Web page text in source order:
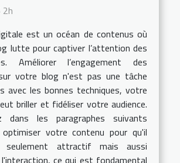
est un océan de contenus où
lutte pour captiver l’attention des
Améliorer l’engagement des
votre blog n'est pas une tâche
avec les bonnes techniques, votre
briller et fidéliser votre audience.
dans les paragraphes suivants
votre contenu pour qu'il
attractif mais aussi